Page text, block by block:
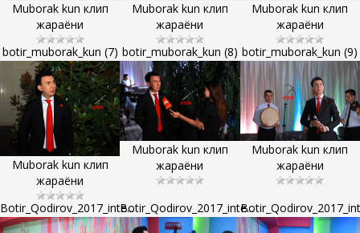
Muborak kun клип
жараёни
Muborak kun клип
жараёни
Muborak kun клип
жараёни
botir_muborak_kun (7)
Muborak kun клип
жараёни
botir_muborak_kun (8)
Muborak kun клип
жараёни
botir_muborak_kun (9)
Muborak kun клип
жараёни
Botir_Qodirov_2017_inte...Botir_Qodirov_2017_inte...